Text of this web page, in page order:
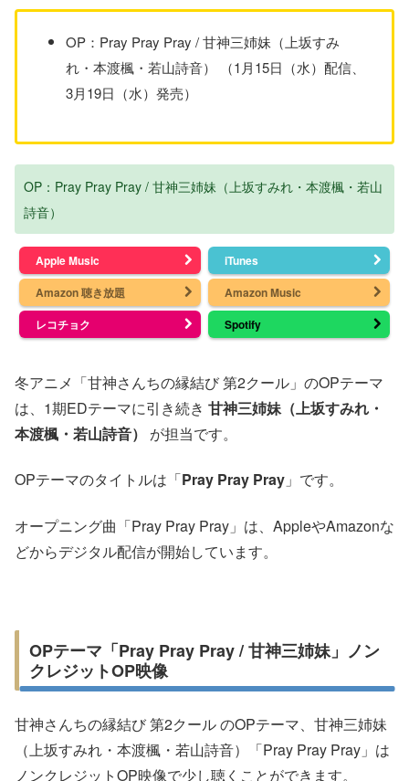
OP：Pray Pray Pray / 甘神三姉妹（上坂すみ
れ・本渡楓・若山詩音） （1月15日（水）配信、
3月19日（水）発売）
OP：Pray Pray Pray / 甘神三姉妹（上坂すみれ・本渡楓・若山
詩音）
Apple Music
iTunes
Amazon 聴き放題
Amazon Music
レコチョク
Spotify
冬アニメ「甘神さんちの縁結び 第2クール」のOPテーマ
は、1期EDテーマに引き続き 甘神三姉妹（上坂すみれ・
本渡楓・若山詩音）
が担当です。
OPテーマのタイトルは「Pray Pray Pray 」です。
オープニング曲「Pray Pray Pray」は、AppleやAmazonな
どからデジタル配信が開始しています。
OPテーマ「Pray Pray Pray / 甘神三姉妹」ノン
クレジットOP映像
甘神さんちの縁結び 第2クール のOPテーマ、甘神三姉妹
（上坂すみれ・本渡楓・若山詩音）「Pray Pray Pray」は
ノンクレジットOP映像で少し聴くことができます。